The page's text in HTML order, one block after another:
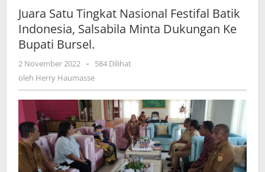
Tingkat
Nasional
Festifal
Salsabila
Dukungan
Ke
Bupati
Bursel.
Juara Satu Tingkat Nasional Festifal Batik
Indonesia, Salsabila Minta Dukungan Ke
Bupati Bursel.
2 November 2022 oleh
Herry
-
584 Dilihat
oleh Herry Haumasse